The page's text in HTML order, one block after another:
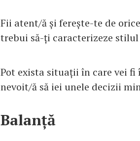
Fii atent/ă și ferește-te de
trebui să-ți caracterizeze
Pot exista situații în care vei
nevoit/ă să iei unele decizii
Balanță